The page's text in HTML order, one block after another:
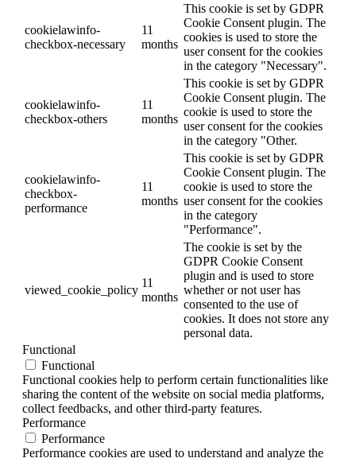
cookielawinfo-
checkbox-necessary
11
months
This cookie is set by GDPR
Cookie Consent plugin. The
cookies is used to store the
user consent for the cookies
in the category "Necessary".
cookielawinfo-
checkbox-others
11
months
This cookie is set by GDPR
Cookie Consent plugin. The
cookie is used to store the
user consent for the cookies
in the category "Other.
cookielawinfo-
checkbox-
performance
11
months
This cookie is set by GDPR
Cookie Consent plugin. The
cookie is used to store the
user consent for the cookies
in the category
"Performance".
viewed_cookie_policy
11
months
The cookie is set by the
GDPR Cookie Consent
plugin and is used to store
whether or not user has
consented to the use of
cookies. It does not store any
personal data.
Functional
Functional
Functional cookies help to perform certain functionalities like
sharing the content of the website on social media platforms,
collect feedbacks, and other third-party features.
Performance
Performance
Performance cookies are used to understand and analyze the